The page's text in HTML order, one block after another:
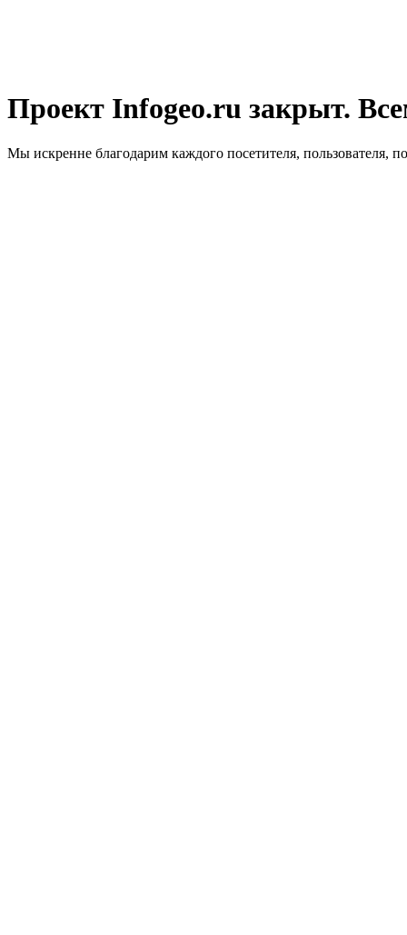
Проект Infogeo.ru закрыт.
Мы искренне благодарим каждого посетителя, пользователя,